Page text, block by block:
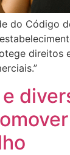
do Código
direitos